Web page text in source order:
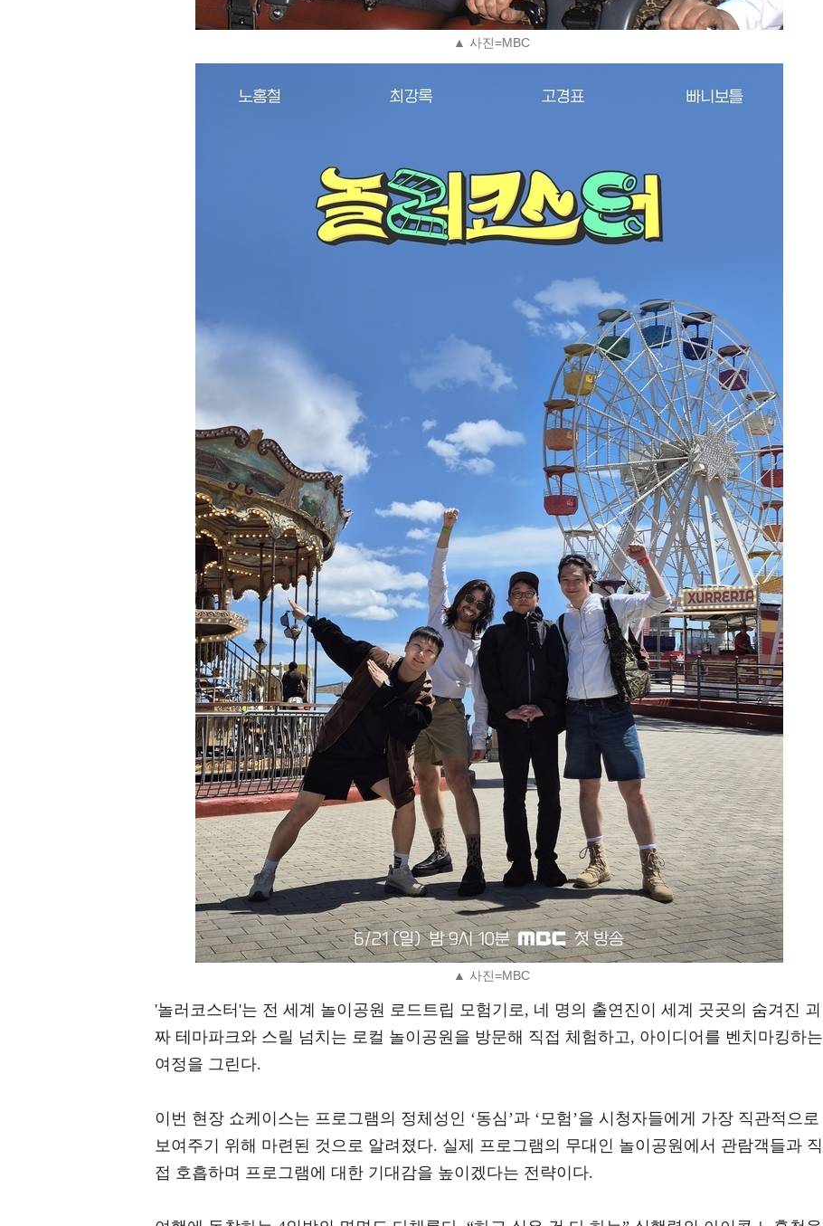
▲ 사진=MBC
▲ 사진=MBC
'놀러코스터'는 전 세계 놀이공원 로드트립 모험기로, 네 명의 출연진이 세계 곳곳의 숨겨진 괴
짜 테마파크와 스릴 넘치는 로컬 놀이공원을 방문해 직접 체험하고, 아이디어를 벤치마킹하는
여정을 그린다.
이번 현장 쇼케이스는 프로그램의 정체성인 ‘동심’과 ‘모험’을 시청자들에게 가장 직관적으로
보여주기 위해 마련된 것으로 알려졌다. 실제 프로그램의 무대인 놀이공원에서 관람객들과 직
접 호흡하며 프로그램에 대한 기대감을 높이겠다는 전략이다.